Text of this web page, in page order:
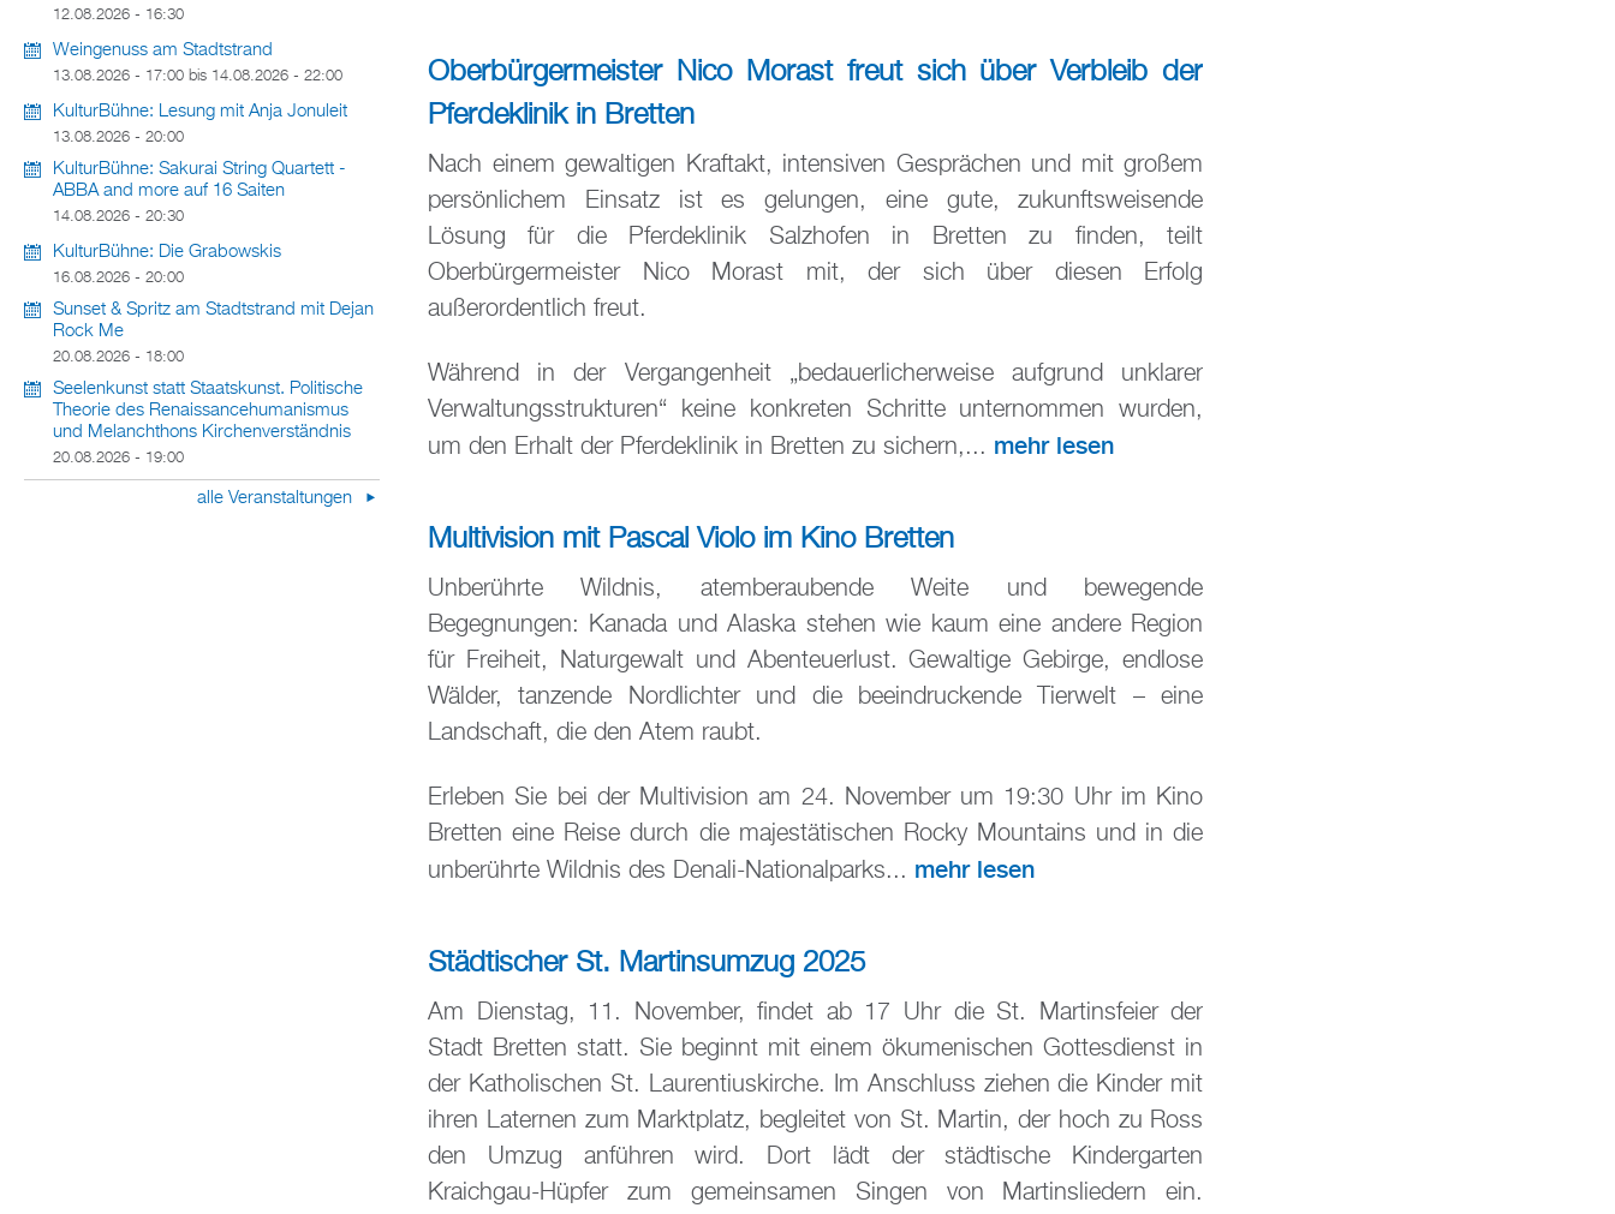
Oberbürgermeister Nico Morast freut sich über Verbleib der
Pferdeklinik in Bretten
Nach einem gewaltigen Kraftakt, intensiven Gesprächen und mit großem
persönlichem Einsatz ist es gelungen, eine gute, zukunftsweisende
Lösung für die Pferdeklinik Salzhofen in Bretten zu finden, teilt
Oberbürgermeister Nico Morast mit, der sich über diesen Erfolg
außerordentlich freut.
Während in der Vergangenheit „bedauerlicherweise aufgrund unklarer
Verwaltungsstrukturen“ keine konkreten Schritte unternommen wurden,
um den Erhalt der Pferdeklinik in Bretten zu sichern,... mehr lesen
Multivision mit Pascal Violo im Kino Bretten
Unberührte Wildnis, atemberaubende Weite und bewegende
Begegnungen: Kanada und Alaska stehen wie kaum eine andere Region
für Freiheit, Naturgewalt und Abenteuerlust. Gewaltige Gebirge, endlose
Wälder, tanzende Nordlichter und die beeindruckende Tierwelt – eine
Landschaft, die den Atem raubt.
Erleben Sie bei der Multivision am 24. November um 19:30 Uhr im Kino
Bretten eine Reise durch die majestätischen Rocky Mountains und in die
unberührte Wildnis des Denali-Nationalparks... mehr lesen
Städtischer St. Martinsumzug 2025
Am Dienstag, 11. November, findet ab 17 Uhr die St. Martinsfeier der
Stadt Bretten statt. Sie beginnt mit einem ökumenischen Gottesdienst in
der Katholischen St. Laurentiuskirche. Im Anschluss ziehen die Kinder mit
ihren Laternen zum Marktplatz, begleitet von St. Martin, der hoch zu Ross
den Umzug anführen wird. Dort lädt der städtische Kindergarten
Kraichgau-Hüpfer zum gemeinsamen Singen von Martinsliedern ein.
12.08.2026 - 16:30
Weingenuss am Stadtstrand
13.08.2026 - 17:00 bis 14.08.2026 - 22:00
KulturBühne: Lesung mit Anja Jonuleit
13.08.2026 - 20:00
KulturBühne: Sakurai String Quartett -
ABBA and more auf 16 Saiten
14.08.2026 - 20:30
KulturBühne: Die Grabowskis
16.08.2026 - 20:00
Sunset & Spritz am Stadtstrand mit Dejan
Rock Me
20.08.2026 - 18:00
Seelenkunst statt Staatskunst. Politische
Theorie des Renaissancehumanismus
und Melanchthons Kirchenverständnis
20.08.2026 - 19:00
alle Veranstaltungen